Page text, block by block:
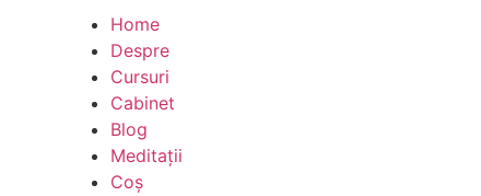
Home
Despre
Cursuri
Cabinet
Blog
Meditații
Coș